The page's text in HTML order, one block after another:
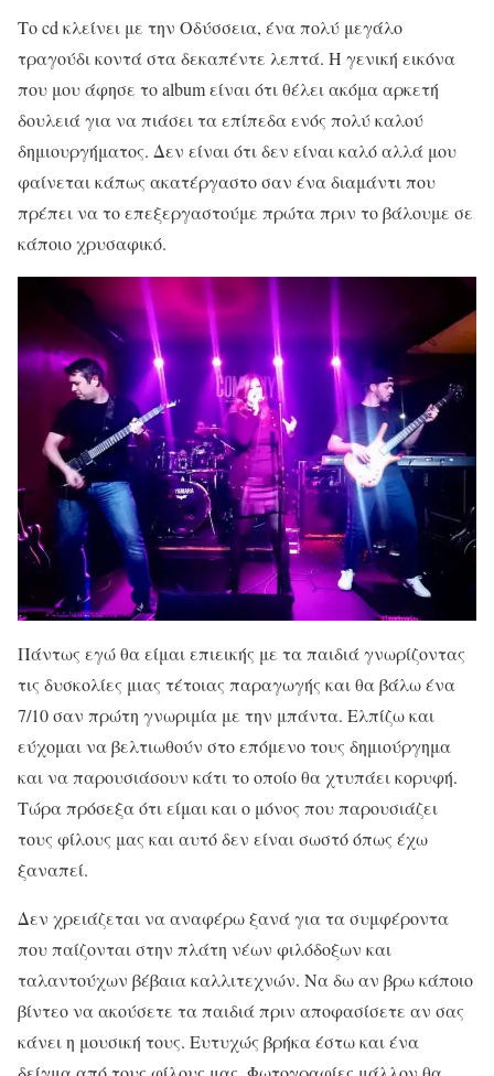
Το cd κλείνει με την Οδύσσεια, ένα πολύ μεγάλο
τραγούδι κοντά στα δεκαπέντε λεπτά. Η γενική εικόνα
που μου άφησε το album είναι ότι θέλει ακόμα αρκετή
δουλειά για να πιάσει τα επίπεδα ενός πολύ καλού
δημιουργήματος. Δεν είναι ότι δεν είναι καλό αλλά μου
φαίνεται κάπως ακατέργαστο σαν ένα διαμάντι που
πρέπει να το επεξεργαστούμε πρώτα πριν το βάλουμε σε
κάποιο χρυσαφικό.
Πάντως εγώ θα είμαι επιεικής με τα παιδιά γνωρίζοντας
τις δυσκολίες μιας τέτοιας παραγωγής και θα βάλω ένα
7/10 σαν πρώτη γνωριμία με την μπάντα. Ελπίζω και
εύχομαι να βελτιωθούν στο επόμενο τους δημιούργημα
και να παρουσιάσουν κάτι το οποίο θα χτυπάει κορυφή.
Τώρα πρόσεξα ότι είμαι και ο μόνος που παρουσιάζει
τους φίλους μας και αυτό δεν είναι σωστό όπως έχω
ξαναπεί.
Δεν χρειάζεται να αναφέρω ξανά για τα συμφέροντα
που παίζονται στην πλάτη νέων φιλόδοξων και
ταλαντούχων βέβαια καλλιτεχνών. Να δω αν βρω κάποιο
βίντεο να ακούσετε τα παιδιά πριν αποφασίσετε αν σας
κάνει η μουσική τους. Ευτυχώς βρήκα έστω και ένα